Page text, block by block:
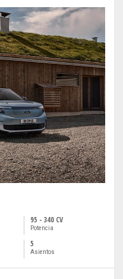
95 - 340 CV
Potencia
5
Asientos